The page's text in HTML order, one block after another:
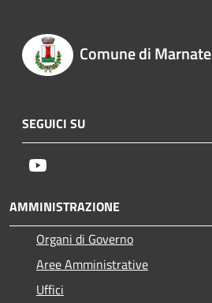
Comune di Marnate
SEGUICI SU
AMMINISTRAZIONE
Organi di Governo
Aree Amministrative
Uffici